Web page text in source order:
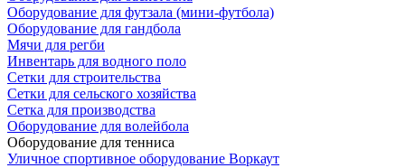
Оборудование для футзала (мини-футбола)
Оборудование для гандбола
Мячи для регби
Инвентарь для водного поло
Сетки для строительства
Сетки для сельского хозяйства
Сетка для производства
Оборудование для волейбола
Оборудование для тенниса
Уличное спортивное оборудование Воркаут